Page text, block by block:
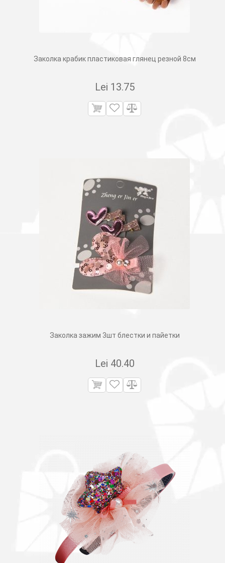
Заколка крабик пластиковая глянец резной 8см
Lei 13.75
Заколка зажим 3шт блестки и пайетки
Lei 40.40